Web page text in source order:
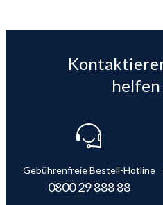
helfen
Gebührenfreie Bestell-Hotline
0800 29 888 88